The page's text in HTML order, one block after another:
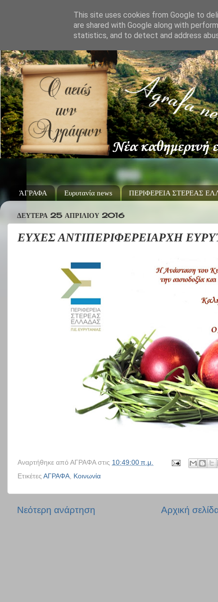
ΆΓΡΑΦΑ Ευρυτανία news ΠΕΡΙΦΕΡΕΙΑ ΣΤΕΡΕΑΣ
ΔΕΥΤΈΡΑ 25 ΑΠΡΙΛΊΟΥ 2016
ΕΥΧΕΣ ΑΝΤΙΠΕΡΙΦΕΡΕΙΑΡΧΗ
Αναρτήθηκε από ΑΓΡΑΦΑ στις 10:49:00 π.μ.
Ετικέτες ΑΓΡΑΦΑ, Κοινωνία
Νεότερη ανάρτηση Αρχική
This site uses cookies from Google to
are shared with Google along with
statistics, and to detect and address